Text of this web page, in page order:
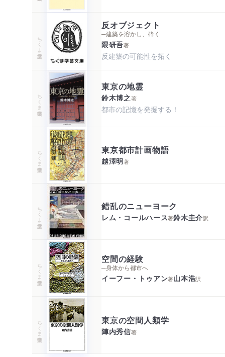
ちくま学芸文庫
反オブジェクト
─建築を溶かし、砕く
隈研吾著
反建築の可能性を拓く
ちくま学芸文庫
東京の地霊
鈴木博之著
都市の記憶を発掘する！
ちくま学芸文庫 東京都市計画物語
越澤明著
ちくま学芸文庫 錯乱のニューヨーク
レム・コールハース著鈴木圭介訳
ちくま学芸文庫
空間の経験
─身体から都市へ
イーフー・トゥアン著山本浩訳
ちくま学芸文庫 東京の空間人類学
陣内秀信著